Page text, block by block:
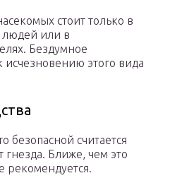
стоит только в
людей или в
Бездумное
этого вида
безопасной считается
гнезда. Ближе, чем это
рекомендуется.